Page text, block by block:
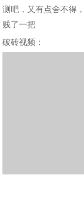
测吧，又有点舍不得
贱了一把
破砖视频：